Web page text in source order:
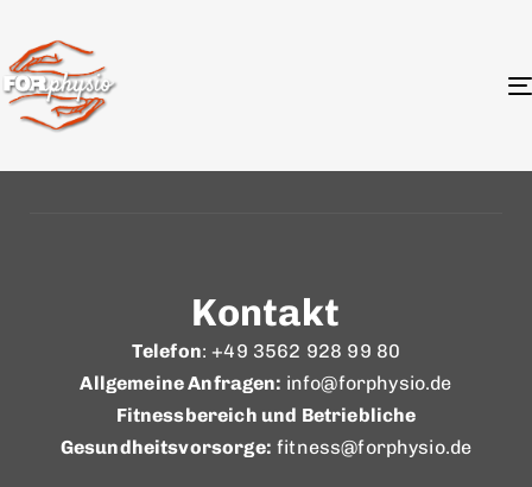
[cmplz-document type=“cookie-statement“
region=“eu“]
Kontakt
Telefon: +49 3562 928 99 80
Allgemeine Anfragen: info@forphysio.de
Fitnessbereich und Betriebliche
Gesundheitsvorsorge: fitness@forphysio.de